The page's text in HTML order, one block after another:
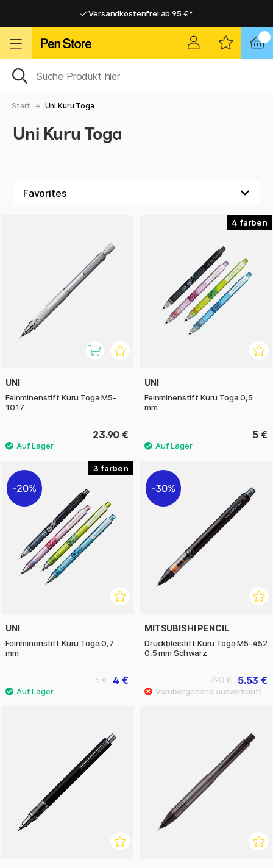
Versandkostenfrei ab 95 €*
Versandkostenfrei ab 95 €*
Start Uni Kuru Toga
Uni Kuru Toga
UNI
Feinminenstift Kuru Toga M5-
1017
23.90 €
4
UNI
Feinminenstift Kuru Toga 0,5
mm
5 €
3
20%
UNI
Feinminenstift Kuru Toga 0,7
mm
4 €
5 €
30%
MITSUBISHI PENCIL
Druckbleistift Kuru Toga M5-452
0,5 mm Schwarz
5.53 €
7.90 €